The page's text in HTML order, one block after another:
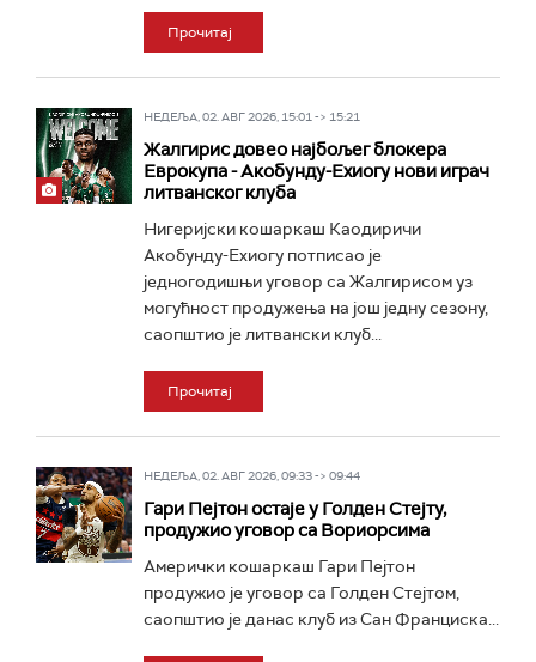
Прочитај
НЕДЕЉА, 02. АВГ 2026, 15:01 -> 15:21
Жалгирис довео најбољег блокера
Еврокупа - Акобунду-Ехиогу нови играч
литванског клуба
Нигеријски кошаркаш Каодиричи
Акобунду-Ехиогу потписао је
једногодишњи уговор са Жалгирисом уз
могућност продужења на још једну сезону,
саопштио је литвански клуб...
Прочитај
НЕДЕЉА, 02. АВГ 2026, 09:33 -> 09:44
Гари Пејтон остаје у Голден Стејту,
продужио уговор са Вориорсима
Амерички кошаркаш Гари Пејтон
продужио је уговор са Голден Стејтом,
саопштио је данас клуб из Сан Франциска...